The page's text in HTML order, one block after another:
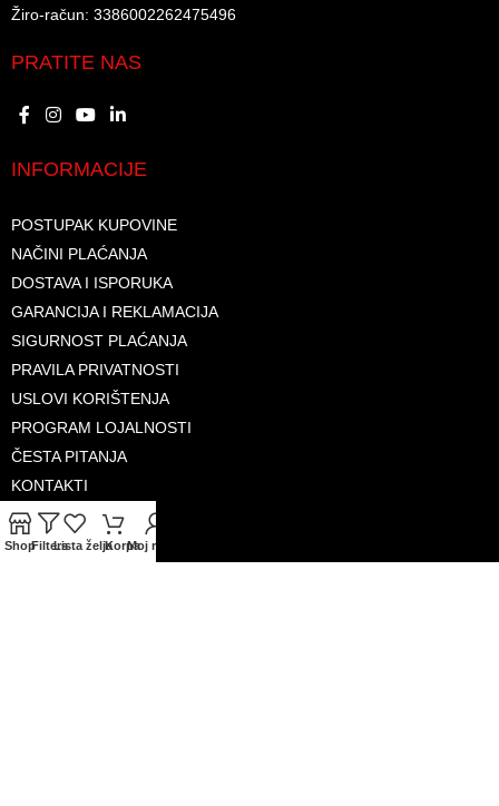
Žiro-račun: 3386002262475496​​
PRATITE NAS
INFORMACIJE
POSTUPAK KUPOVINE
NAČINI PLAĆANJA
DOSTAVA I ISPORUKA
GARANCIJA I REKLAMACIJA
SIGURNOST PLAĆANJA
PRAVILA PRIVATNOSTI
USLOVI KORIŠTENJA
PROGRAM LOJALNOSTI
ČESTA PITANJA
KONTAKTI
O NAMA
ShopFiltersLista željaKorpaMoj račun